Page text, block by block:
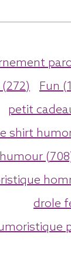
Fun
petit
shirt
drole